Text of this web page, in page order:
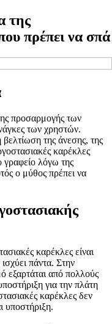
της
πρέπει να σπά
προσαρμογής των
των χρηστών.
βελτίωση της άνεσης, της
καρέκλες
γραφείο λόγω της
ο μύθος πρέπει να
καρέκλες είναι
πάντα. Στην
εξαρτάται από πολλούς
για την πλάτη
καρέκλες δεν
υποστήριξη.